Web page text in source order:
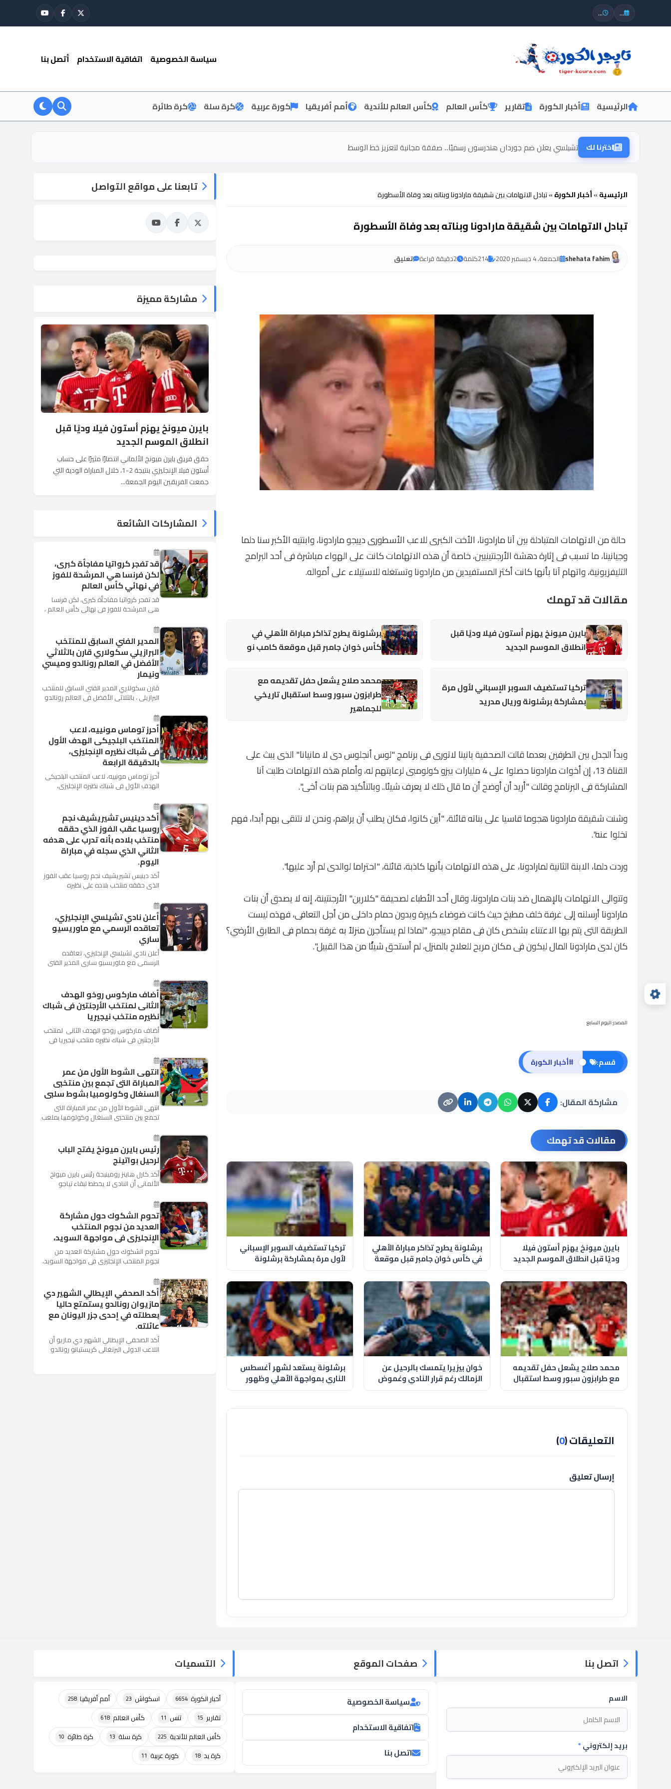
...
...
سياسة الخصوصية اتفاقية الاستخدام أتصل بنا
الرئيسية أخبار الكورة تقارير كأس العالم كأس العالم للأندية أمم أفريقيا كورة عربية كرة سلة كرة طائرة
اخترنا لك تشيلسي يعلن ضم جوردان هندرسون رسميًا.. صفقة مجانية لتعزيز خط الوسط
الرئيسية»أخبار الكورة»تبادل الاتهامات بين شقيقة مارادونا وبناته بعد وفاة الأسطورة
تبادل الاتهامات بين شقيقة مارادونا وبناته بعد وفاة الأسطورة
shehata fahim الجمعة، 4 ديسمبر 2020 214كلمة 2دقيقة قراءة تعليق
حالة من الاتهامات المتبادلة بين آنا مارادونا، الأخت الكبرى للاعب الأسطورى دييجو مارادونا، وابنتيه الأكبر سنا دلما
وجيانينا، ما تسبب فى إثارة دهشة الأرجنتينيين، خاصة أن هذه الاتهامات كانت على الهواء مباشرة فى أحد البرامج
التليفزيونية، واتهام آنا بأنها كانت أكثر المستفيدين من مارادونا وتستغله للاستيلاء على أمواله.
مقالات قد تهمك
بايرن ميونخ يهزم أستون فيلا وديًا قبل
انطلاق الموسم الجديد
برشلونة يطرح تذاكر مباراة الأهلي في
كأس خوان جامبر قبل موقعة كامب نو
تركيا تستضيف السوبر الإسباني لأول مرة
بمشاركة برشلونة وريال مدريد
محمد صلاح يشعل حفل تقديمه مع
طرابزون سبور وسط استقبال تاريخي
للجماهير
وبدأ الجدل بين الطرفين بعدما قالت الصحفية يانينا لاتورى فى برنامج "لوس أنجلوس دى لا مانيانا" الذى يبث على
القناة 13، إن أخوات مارادونا حصلوا على 4 مليارات بيزو كولومبى لرعايتهم له، وأمام هذه الاتهامات طلبت آنا
المشاركة فى البرنامج وقالت "أريد أن أوضح أن ما قال ذلك لا يعرف شيئا.. وبالتأكيد هم بنات أخى".
وشنت شقيقة مارادونا هجوما قاسيا على بناته قائلة، "أين كانوا، فكان يطلب أن يراهم، ونحن لا نلتقى بهم أبدا، فهم
تخلوا عنه".
وردت دلما، الابنة الثانية لمارادونا، على هذه الاتهامات بأنها كاذبة، قائلة، "احتراما لوالدى لم أرد عليها".
وتتوالى الاتهامات بالإهمال ضد بنات مارادونا، وقال أحد الأطباء لصحيفة "كلارين" الأرجنتينة، إنه لا يصدق أن بنات
مارادونا أرسلنه إلى غرفة خلف مطبخ حيث كانت ضوضاء كبيرة وبدون حمام داخلى من أجل التعافى، فهذه ليست
الطريقة التى يتم بها الاعتناء بشخص كان فى مقام دييجو، "لماذا لم يستأجرن منزلاً به غرفة بحمام فى الطابق الأرضي؟
كان لدى مارادونا المال ليكون فى مكان مريح للعلاج بالمنزل، لم أستحق شيئًا من هذا القبيل".
المصدر:اليوم السابع
قسم: #أخبار الكورة
مشاركة المقال:
مقالات قد تهمك
بايرن ميونخ يهزم أستون فيلا
وديًا قبل انطلاق الموسم الجديد
برشلونة يطرح تذاكر مباراة الأهلي
في كأس خوان جامبر قبل موقعة
كامب نو
تركيا تستضيف السوبر الإسباني
لأول مرة بمشاركة برشلونة
وريال مدريد
محمد صلاح يشعل حفل تقديمه
مع طرابزون سبور وسط استقبال
تاريخي للجماهير
خوان بيزيرا يتمسك بالرحيل عن
الزمالك رغم قرار النادي وغموض
مصيره
برشلونة يستعد لشهر أغسطس
الناري بمواجهة الأهلي وظهور
حمزة عبد الكريم
التعليقات (0
)
إرسال تعليق
تابعنا على مواقع التواصل
مشاركة مميزة
بايرن ميونخ يهزم أستون فيلا وديًا قبل
انطلاق الموسم الجديد
حقق فريق بايرن ميونخ الألماني انتصارًا مثيرًا على حساب
أستون فيلا الإنجليزي بنتيجة 2-1، خلال المباراة الودية التي
جمعت الفريقين اليوم الجمعة...
المشاركات الشائعة
قد تفجر كرواتيا مفاجأة كبرى،
لكن فرنسا هي المرشحة للفوز
في نهائي كأس العالم
قد تفجر كرواتيا مفاجأة كبرى، لكن فرنسا
هي المرشحة للفوز في نهائي كأس العالم ،
الروسية في يوم شديد الح...
المدير الفني السابق للمنتخب
البرازيلي سكولاري قارن بالثلاثي
الأفضل في العالم رونالدو وميسي
ونيمار
قارن سكولاري المدير الفني السابق للمنتخب
البرازيلي ، بالثلاثي الأفضل في العالم رونالدو
نجم ...
أحرز توماس مونييه، لاعب
المنتخب البلجيكى الهدف الأول
فى شباك نظيره الإنجليزى،
بالدقيقة الرابعة
أحرز توماس مونييه، لاعب المنتخب البلجيكى
الهدف الأول فى شباك نظيره الإنجليزى،
بينهما حاليا على م...
أكد دينيس تشيريشيف نجم
روسيا عقب الفوز الذي حققه
منتخب بلاده بأنه تدرب على هدفه
الثاني الذي سجله في مباراة
اليوم.
أكد دينيس تشيريشيف نجم روسيا عقب الفوز
الذي حققه منتخب بلاده على نظيره
كأس العالم بأنه تدرب على هد...
أعلن نادي تشيلسي الإنجليزي،
تعاقده الرسمي مع ماوريسيو
ساري
أعلن نادي تشيلسي الإنجليزي، تعاقده
الرسمي مع ماوريسيو ساري المدير الفني
المقبل وخلافة أنطونيو كو...
أضاف ماركوس روخو الهدف
الثانى لمنتخب الأرجنتين فى شباك
نظيره منتخب نيجيريا
أضاف ماركوس روخو الهدف الثانى لمنتخب
الأرجنتين فى شباك نظيره منتخب نيجيريا فى
"كريستوفسك...
انتهى الشوط الأول من عمر
المباراة التى تجمع بين منتخبى
السنغال وكولومبيا بشوط سلبى
انتهى الشوط الأول من عمر المباراة التى
تجمع بين منتخبى السنغال وكولومبيا بملعب
الثالثة والأ...
رئيس بايرن ميونخ يفتح الباب
لرحيل بواتينج
أكد كارل هاينز رومينيجة رئيس بايرن ميونخ
الألمانى أن النادى لا يخطط لبقاء تياجو
وأنه سيستم...
تحوم الشكوك حول مشاركة
العديد من نجوم المنتخب
الإنجليزى فى مواجهة السويد،
تحوم الشكوك حول مشاركة العديد من
نجوم المنتخب الإنجليزى فى مواجهة السويد،
ملعب "كوزموس آ...
أكد الصحفي الإيطالي الشهير دي
مازيوان رونالدو يستمتع حاليا
بعطلته في إحدى جزر اليونان مع
عائلته.
أكد الصحفي الإيطالي الشهير دي مازيو أن
اللاعب الدولي البرتغالي كريستيانو رونالدو
اتصل بنا
الاسم
بريد إلكتروني*
صفحات الموقع
سياسة الخصوصية
اتفاقية الاستخدام
اتصل بنا
التسميات
أخبار الكورة 6654 اسكواش 23 أمم أفريقيا 258
تقارير 15 تنس 11 كأس العالم 618
كأس العالم للأندية 225 كرة سلة 13 كرة طائرة 10
كرة يد 18 كورة عربية 11